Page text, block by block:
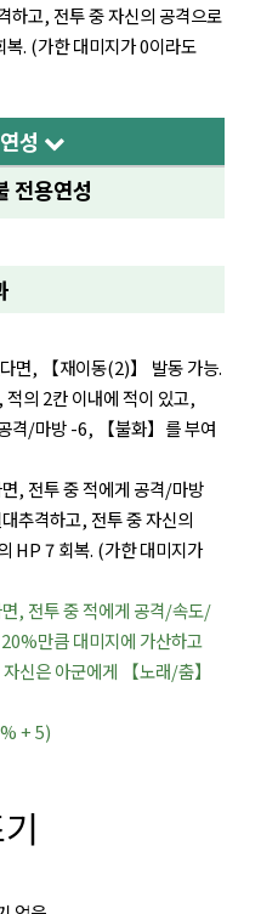
하고, 전투 중 자신의 공격으로
. (가한 대미지가 0이라도
성
전용연성
면, 【재이동(2)】 발동 가능.
의 2칸 이내에 적이 있고,
격/마방 -6, 【불화】를 부여
, 전투 중 적에게 공격/마방
추격하고, 전투 중 자신의
HP 7 회복. (가한 대미지가
, 전투 중 적에게 공격/속도/
만큼 대미지에 가산하고
신은 아군에게 【노래/춤】
+ 5)